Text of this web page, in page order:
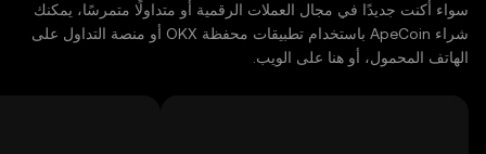
سواء أكنت جديدًا في مجال العملات الرقمية أو متداولًا متمرسًا، يمكنك
شراء ApeCoin باستخدام تطبيقات محفظة OKX أو منصة التداول على
الهاتف المحمول، أو هنا على الويب.